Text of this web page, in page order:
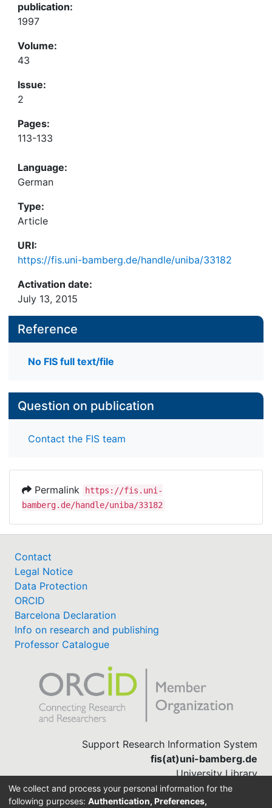
publication:
1997
Volume:
43
Issue:
2
Pages:
113-133
Language:
German
Type:
Article
URI:
https://fis.uni-bamberg.de/handle/uniba/33182
Activation date:
July 13, 2015
Reference
No FIS full text/file
Question on publication
Contact the FIS team
Permalink
https://fis.uni-
bamberg.de/handle/uniba/33182
Contact
Legal Notice
Data Protection
ORCID
Barcelona Declaration
Info on research and publishing
Professor Catalogue
Support Research Information System
fis(at)uni-bamberg.de
University Library
(0951) 863-1568
We collect and process your personal information for the
following purposes: Authentication, Preferences,